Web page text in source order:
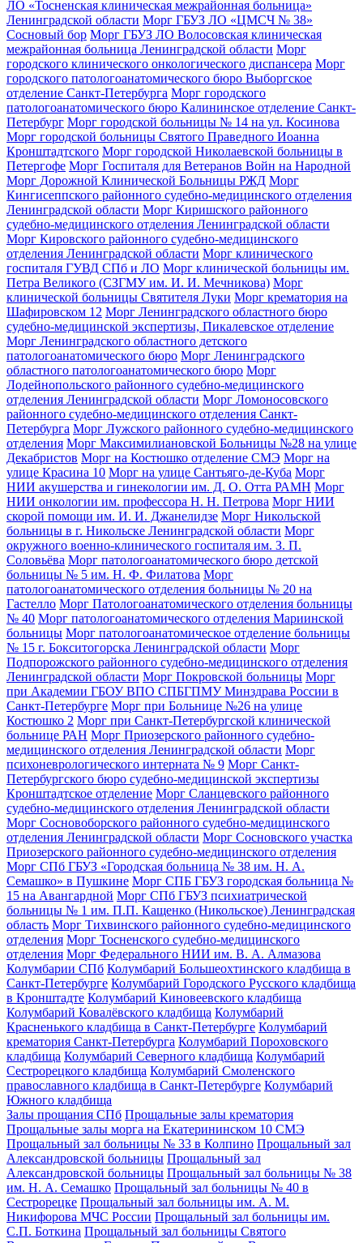
ЛО «Тосненская клиническая межрайонная больница»
Ленинградской области Морг ГБУЗ ЛО «ЦМСЧ № 38»
Сосновый бор Морг ГБУЗ ЛО Волосовская клиническая
межрайонная больница Ленинградской области Морг
городского клинического онкологического диспансера Морг
городского патологоанатомического бюро Выборгское
отделение Санкт-Петербурга Морг городского
патологоанатомического бюро Калининское отделение Санкт-
Петербург Морг городской больницы № 14 на ул. Косинова
Морг городской больницы Святого Праведного Иоанна
Кронштадтского Морг городской Николаевской больницы в
Петергофе Морг Госпиталя для Ветеранов Войн на Народной
Морг Дорожной Клинической Больницы РЖД Морг
Кингисеппского районного судебно-медицинского отделения
Ленинградской области Морг Киришского районного
судебно-медицинского отделения Ленинградской области
Морг Кировского районного судебно-медицинского
отделения Ленинградской области Морг клинического
госпиталя ГУВД СПб и ЛО Морг клинической больницы им.
Петра Великого (СЗГМУ им. И. И. Мечникова) Морг
клинической больницы Святителя Луки Морг крематория на
Шафировском 12 Морг Ленинградского областного бюро
судебно-медицинской экспертизы, Пикалевское отделение
Морг Ленинградского областного детского
патологоанатомического бюро Морг Ленинградского
областного патологоанатомического бюро Морг
Лодейнопольского районного судебно-медицинского
отделения Ленинградской области Морг Ломоносовского
районного судебно-медицинского отделения Санкт-
Петербурга Морг Лужского районного судебно-медицинского
отделения Морг Максимилиановской Больницы №28 на улице
Декабристов Морг на Костюшко отделение СМЭ Морг на
улице Красина 10 Морг на улице Сантьяго-де-Куба Морг
НИИ акушерства и гинекологии им. Д. О. Отта РАМН Морг
НИИ онкологии им. профессора Н. Н. Петрова Морг НИИ
скорой помощи им. И. И. Джанелидзе Морг Никольской
больницы в г. Никольске Ленинградской области Морг
окружного военно-клинического госпиталя им. З. П.
Соловьёва Морг патологоанатомического бюро детской
больницы № 5 им. Н. Ф. Филатова Морг
патологоанатомического отделения больницы № 20 на
Гастелло Морг Патологоанатомического отделения больницы
№ 40 Морг патологоанатомического отделения Мариинской
больницы Морг патологоанатомическое отделение больницы
№ 15 г. Бокситогорска Ленинградской области Морг
Подпорожского районного судебно-медицинского отделения
Ленинградской области Морг Покровской больницы Морг
при Академии ГБОУ ВПО СПБГПМУ Минздрава России в
Санкт-Петербурге Морг при Больнице №26 на улице
Костюшко 2 Морг при Санкт-Петербургской клинической
больнице РАН Морг Приозерского районного судебно-
медицинского отделения Ленинградской области Морг
психоневрологического интерната № 9 Морг Санкт-
Петербургского бюро судебно-медицинской экспертизы
Кронштадтское отделение Морг Сланцевского районного
судебно-медицинского отделения Ленинградской области
Морг Сосновоборского районного судебно-медицинского
отделения Ленинградской области Морг Сосновского участка
Приозерского районного судебно-медицинского отделения
Морг СПб ГБУЗ «Городская больница № 38 им. Н. А.
Семашко» в Пушкине Морг СПБ ГБУЗ городская больница №
15 на Авангардной Морг СПб ГБУЗ психиатрической
больницы № 1 им. П.П. Кащенко (Никольское) Ленинградская
область Морг Тихвинского районного судебно-медицинского
отделения Морг Тосненского судебно-медицинского
отделения Морг Федерального НИИ им. В. А. Алмазова
Колумбарии СПб Колумбарий Большеохтинского кладбища в
Санкт-Петербурге Колумбарий Городского Русского кладбища
в Кронштадте Колумбарий Киновеевского кладбища
Колумбарий Ковалёвского кладбища Колумбарий
Красненького кладбища в Санкт-Петербурге Колумбарий
крематория Cанкт-Петербурга Колумбарий Пороховского
кладбища Колумбарий Северного кладбища Колумбарий
Сестрорецкого кладбища Колумбарий Смоленского
православного кладбища в Санкт-Петербурге Колумбарий
Южного кладбища
Залы прощания СПб Прощальные залы крематория
Прощальные залы морга на Екатерининском 10 СМЭ
Прощальный зал больницы № 33 в Колпино Прощальный зал
Александровской больницы Прощальный зал
Александровской больницы Прощальный зал больницы № 38
им. Н. А. Семашко Прощальный зал больницы № 40 в
Сестрорецке Прощальный зал больницы им. А. М.
Никифорова МЧС России Прощальный зал больницы им.
С.П. Боткина Прощальный зал больницы Святого